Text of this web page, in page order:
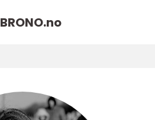
BRONO.no